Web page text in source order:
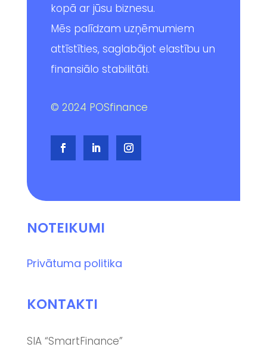
kopā ar jūsu biznesu.
Mēs palīdzam uzņēmumiem
attīstīties, saglabājot elastību un
finansiālo stabilitāti.
© 2024 POSfinance
NOTEIKUMI
Privātuma politika
KONTAKTI
SIA “SmartFinance”